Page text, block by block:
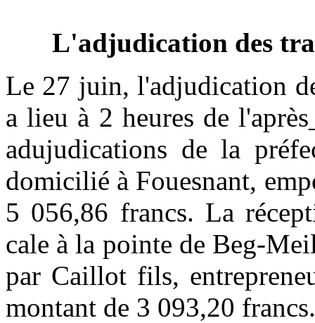
L'adjudication des
Le 27 juin, l'adjudication
a lieu à 2 heures de
adujudications de la
domicilié à Fouesnant,
5 056,86 francs. La
cale à la pointe de Beg-
par Caillot fils,
montant de 3 093,20 francs.